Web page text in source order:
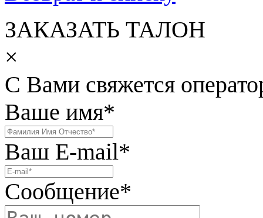
ЗАКАЗАТЬ ТАЛОН
×
С Вами свяжется
Ваше имя*
Ваш E-mail*
Сообщение*